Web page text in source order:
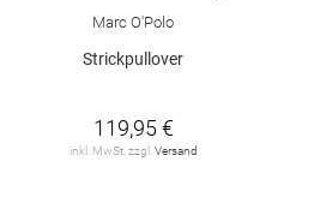
Marc O'Polo
Strickpullover
119,95 €
inkl. MwSt. zzgl. Versand